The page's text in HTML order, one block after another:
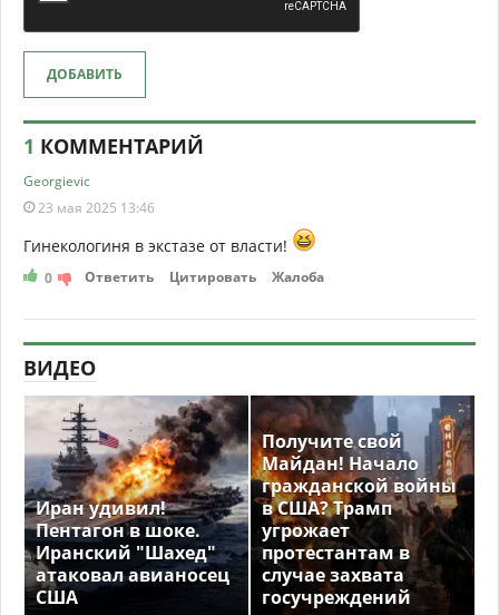
ДОБАВИТЬ
1 КОММЕНТАРИЙ
Georgievic
23 мая 2025 13:46
Гинекологиня в экстазе от власти!
0 Ответить Цитировать Жалоба
ВИДЕО
Иран удивил!
Пентагон в шоке.
Иранский "Шахед"
атаковал авианосец
США
Получите свой
Майдан! Начало
гражданской войны
в США? Трамп
угрожает
протестантам в
случае захвата
госучреждений